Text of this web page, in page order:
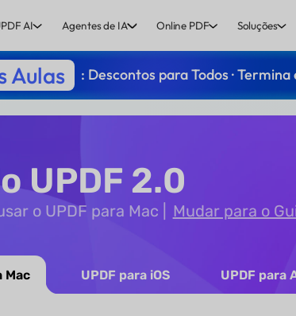
AI Agentes de IA Online PDF Soluções
Aulas : Descontos para Todos ·
UPDF 2.0
o UPDF para Mac Mudar para o
Mac UPDF para iOS UPDF para